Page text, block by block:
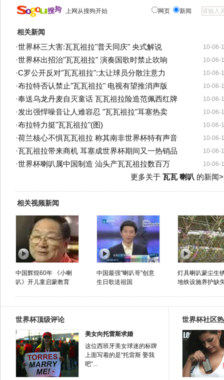
上网从搜狗开始 网页 新闻
相关新闻
10-06-
·世界杯三大害:瓦瓦祖拉"普天同庆" 央式解说
10-06-
·世界杯出招治"瓦瓦祖拉" 演奏国歌时禁止吹响
10-06-
·C罗公开反对"瓦瓦祖拉":太让球员分散注意力
10-06-
·布拉特否认禁止"瓦瓦祖拉" 电视有望推消声版
10-06-
·奉送乌龙丹麦自灭童话 瓦瓦祖拉险造范佩西红牌
10-06-
·发出强悍噪音让人难容忍 "瓦瓦祖拉"耳塞热卖
10-06-
·布拉特力挺"瓦瓦祖拉"(图)
10-06-
·荷兰核心不惧瓦瓦祖拉 称其南非世界杯特有声音
10-06-
·瓦瓦祖拉带来商机 耳塞成世界杯期间又一热销品
10-06-
·世界杯喇叭属中国制造 汕头产瓦瓦祖拉数百万
更多关于 瓦瓦 喇叭 的新闻
相关视频新闻
中国辉煌60年 《小喇
叭》开儿童启蒙教育
中国最强"喇叭哥"创意
生日歌送祖国
灯具喇叭蒙尘生
地铁设施养护缺
世界杯顶级评论
美女向托雷斯求婚
这位西班牙美女球迷的标牌
上面写着的是“托雷斯 娶我
吧”...
世界杯社区